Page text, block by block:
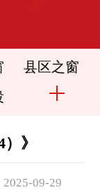
县区之窗
》
09-29